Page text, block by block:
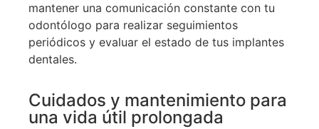
mantener una comunicación constante con tu
odontólogo para realizar seguimientos
periódicos y evaluar el estado de tus implantes
dentales.
Cuidados y mantenimiento para
una vida útil prolongada